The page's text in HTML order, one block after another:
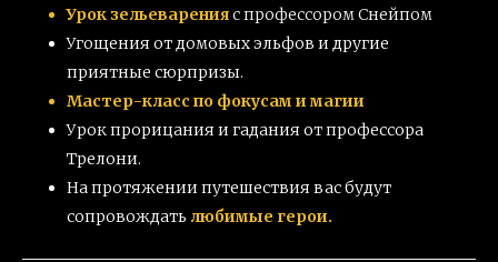
Урок зельеваренияс профессором Снейпом
Угощения от домовых эльфов и другие
приятные сюрпризы.
Мастер-класс по фокусам и магии
Урок прорицания и гадания от профессора
Трелони.
На протяжении путешествия вас будут
сопровождать любимые герои.